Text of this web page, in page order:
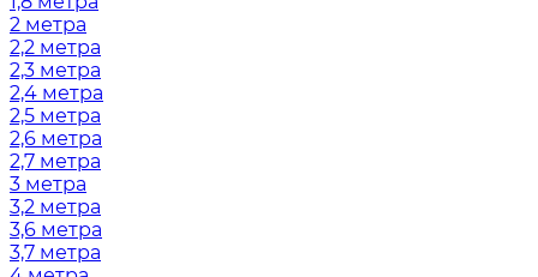
2 метра
2,2 метра
2,3 метра
2,4 метра
2,5 метра
2,6 метра
2,7 метра
3 метра
3,2 метра
3,6 метра
3,7 метра